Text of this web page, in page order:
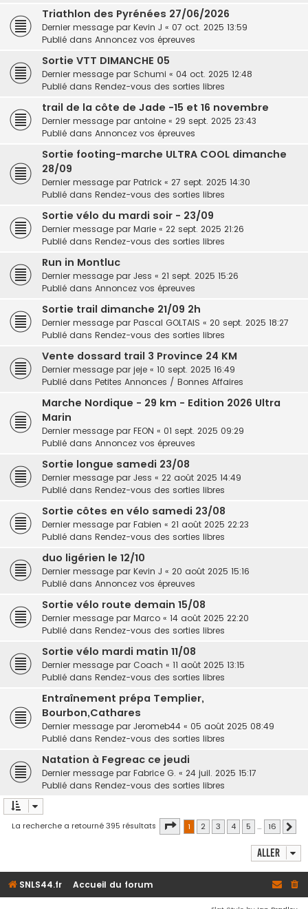
Triathlon des Pyrénées 27/06/2026
Dernier message par Kevin J « 07 oct. 2025 13:59
Publié dans Annoncez vos épreuves
Sortie VTT DIMANCHE 05
Dernier message par Schumi « 04 oct. 2025 12:48
Publié dans Rendez-vous des sorties libres
trail de la côte de Jade -15 et 16 novembre
Dernier message par antoine « 29 sept. 2025 23:43
Publié dans Annoncez vos épreuves
Sortie footing-marche ULTRA COOL dimanche
28/09
Dernier message par Patrick « 27 sept. 2025 14:30
Publié dans Rendez-vous des sorties libres
Sortie vélo du mardi soir - 23/09
Dernier message par Marie « 22 sept. 2025 21:26
Publié dans Rendez-vous des sorties libres
Run in Montluc
Dernier message par Jess « 21 sept. 2025 15:26
Publié dans Annoncez vos épreuves
Sortie trail dimanche 21/09 2h
Dernier message par Pascal GOLTAIS « 20 sept. 2025 18:27
Publié dans Rendez-vous des sorties libres
Vente dossard trail 3 Province 24 KM
Dernier message par jeje « 10 sept. 2025 16:49
Publié dans Petites Annonces / Bonnes Affaires
Marche Nordique - 29 km - Edition 2026 Ultra
Marin
Dernier message par FEON « 01 sept. 2025 09:29
Publié dans Annoncez vos épreuves
Sortie longue samedi 23/08
Dernier message par Jess « 22 août 2025 14:49
Publié dans Rendez-vous des sorties libres
Sortie côtes en vélo samedi 23/08
Dernier message par Fabien « 21 août 2025 22:23
Publié dans Rendez-vous des sorties libres
duo ligérien le 12/10
Dernier message par Kevin J « 20 août 2025 15:16
Publié dans Annoncez vos épreuves
Sortie vélo route demain 15/08
Dernier message par Marco « 14 août 2025 22:20
Publié dans Rendez-vous des sorties libres
Sortie vélo mardi matin 11/08
Dernier message par Coach « 11 août 2025 13:15
Publié dans Rendez-vous des sorties libres
Entraînement prépa Templier,
Bourbon,Cathares
Dernier message par Jeromeb44 « 05 août 2025 08:49
Publié dans Rendez-vous des sorties libres
Natation à Fegreac ce jeudi
Dernier message par Fabrice G. « 24 juil. 2025 15:17
Publié dans Rendez-vous des sorties libres
La recherche a retourné 395 résultats Page 1sur16
1 2 3 4 5 … 16
Aller
SNLS44.fr Accueil du forum